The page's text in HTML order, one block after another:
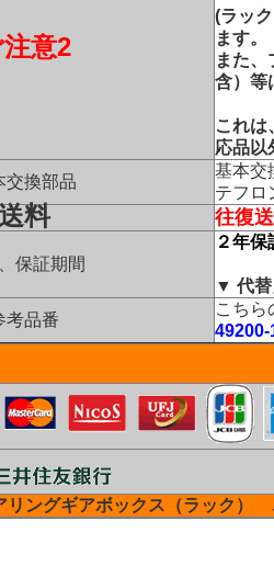
意2
(ラッ
ます。
また
含）等
これは
応品以
交換部品
基本交
テフロ
料 往復
保証期間
２年保
▼ 代替
考品番
こちら
49200-
リングギアボックス（ラック）